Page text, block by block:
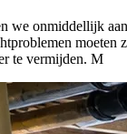
we onmiddellijk
moeten
te vermijden. M